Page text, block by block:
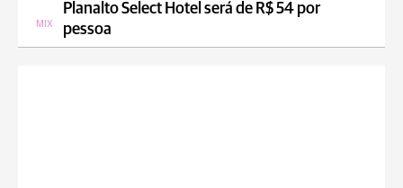
Planalto Select Hotel será de R$ 54 por
pessoa
MIX